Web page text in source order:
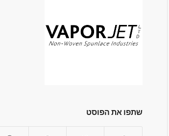
שתפו את הפוסט